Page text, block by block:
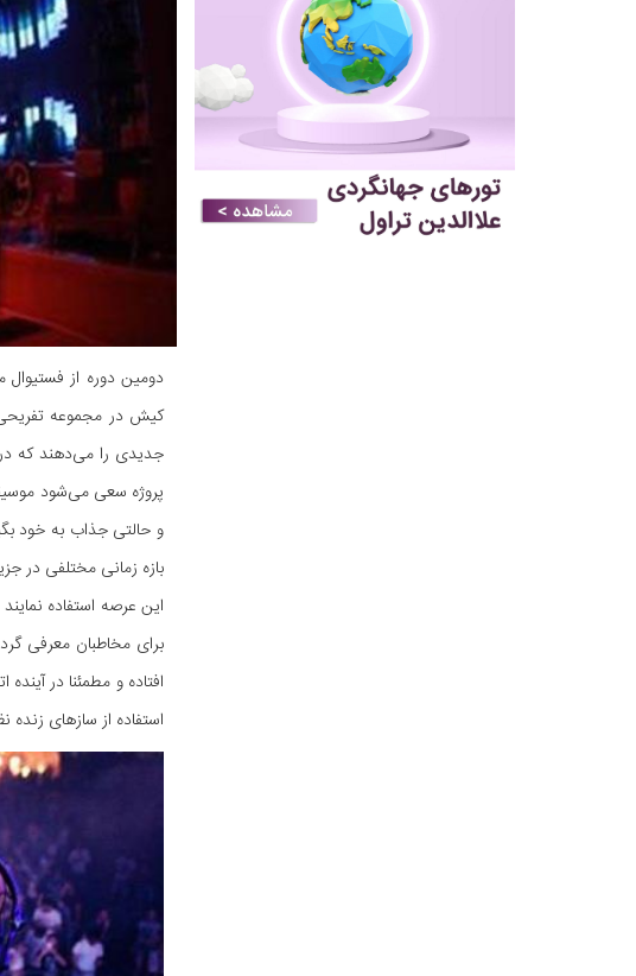
دومین دوره از
جدیدی را می‌دهند که
پروژه سعی می‌شود
بازه زمانی مختلفی در
این عرصه استفاده
برای مخاطبان معرفی
افتاده و مطمئنا در
استفاده از سازهای